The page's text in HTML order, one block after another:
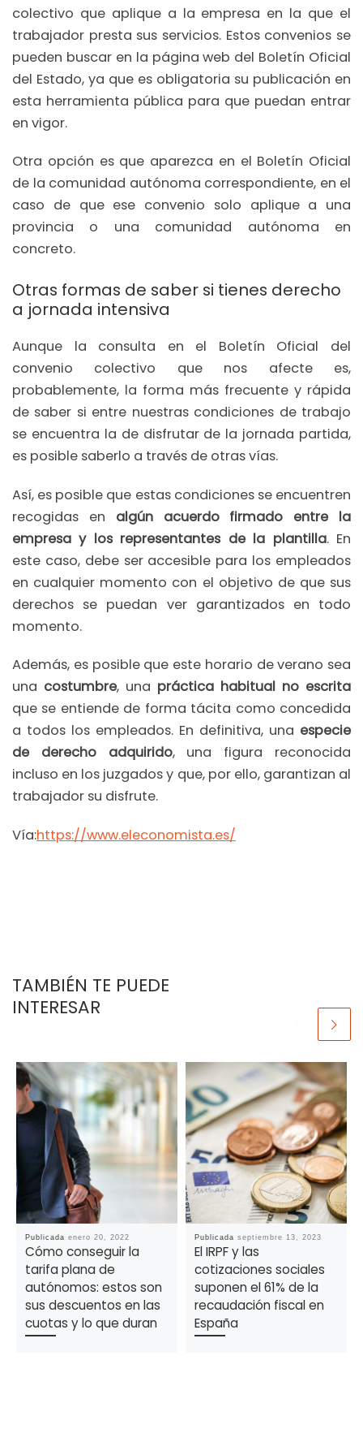
colectivo que aplique a la empresa en la que el
trabajador presta sus servicios. Estos convenios se
pueden buscar en la página web del Boletín Oficial
del Estado, ya que es obligatoria su publicación en
esta herramienta pública para que puedan entrar
en vigor.
Otra opción es que aparezca en el Boletín Oficial
de la comunidad autónoma correspondiente, en el
caso de que ese convenio solo aplique a una
provincia o una comunidad autónoma en
concreto.
Otras formas de saber si tienes derecho
a jornada intensiva
Aunque la consulta en el Boletín Oficial del
convenio colectivo que nos afecte es,
probablemente, la forma más frecuente y rápida
de saber si entre nuestras condiciones de trabajo
se encuentra la de disfrutar de la jornada partida,
es posible saberlo a través de otras vías.
Así, es posible que estas condiciones se encuentren
recogidas en algún acuerdo firmado entre la
empresa y los representantes de la plantilla. En
este caso, debe ser accesible para los empleados
en cualquier momento con el objetivo de que sus
derechos se puedan ver garantizados en todo
momento.
Además, es posible que este horario de verano sea
una costumbre, una práctica habitual no escrita
que se entiende de forma tácita como concedida
a todos los empleados. En definitiva, una especie
de derecho adquirido, una figura reconocida
incluso en los juzgados y que, por ello, garantizan al
trabajador su disfrute.
Vía:https://www.eleconomista.es/
TAMBIÉN TE PUEDE
INTERESAR
Publicada enero 20, 2022
Cómo conseguir la
tarifa plana de
autónomos: estos son
sus descuentos en las
cuotas y lo que duran
Publicada septiembre 13, 2023
El IRPF y las
cotizaciones sociales
suponen el 61% de la
recaudación fiscal en
España